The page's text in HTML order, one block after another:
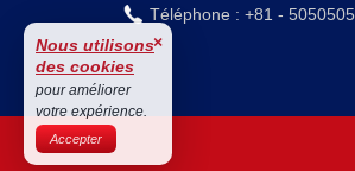
Téléphone : +81 -
Nous utilisons
des cookies
×
pour améliorer
votre expérience.
Accepter